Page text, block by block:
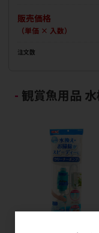
販売価格
（単価 × 入数）
注文数
観賞魚用品